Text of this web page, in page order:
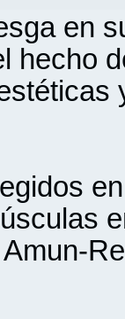
en
hecho
Re